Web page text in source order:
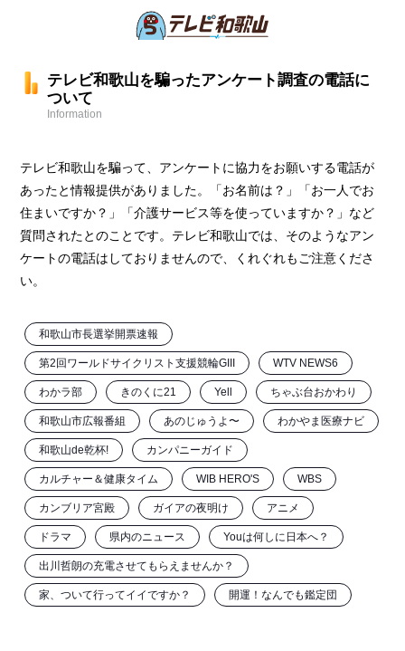
テレビ和歌山を騙ったアンケート調査の電話に
ついて
Information
テレビ和歌山を騙って、アンケートに協力をお願いする電話が
あったと情報提供がありました。「お名前は？」「お一人でお
住まいですか？」「介護サービス等を使っていますか？」など
質問されたとのことです。テレビ和歌山では、そのようなアン
ケートの電話はしておりませんので、くれぐれもご注意くださ
い。
和歌山市長選挙開票速報
第2回ワールドサイクリスト支援競輪GIII WTV NEWS6
わかラ部 きのくに21 Yell ちゃぶ台おかわり
和歌山市広報番組 あのじゅうよ〜 わかやま医療ナビ
和歌山de乾杯! カンパニーガイド
カルチャー＆健康タイム WIB HERO'S WBS
カンブリア宮殿 ガイアの夜明け アニメ
ドラマ 県内のニュース Youは何しに日本へ？
出川哲朗の充電させてもらえませんか？
家、ついて行ってイイですか？ 開運！なんでも鑑定団